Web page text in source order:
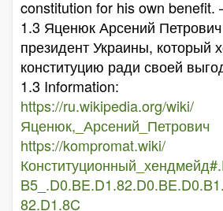
constitution for his own benefit.
1.3 Яценюк Арсений
президент Украины, который
конституцию ради своей
1.3 Information:
https://ru.wikipedia.org/wiki/
Яценюк,_Арсений_Петрович
https://kompromat.wiki/
82.D1.8C